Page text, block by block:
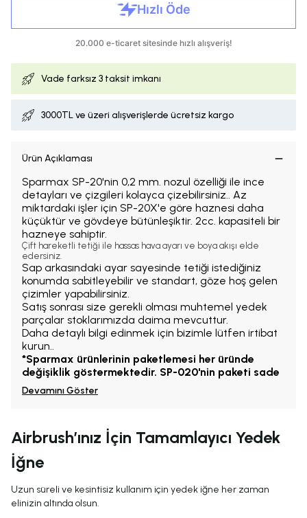
Vade farksız 3 taksit imkanı
3000TL ve üzeri alışverişlerde ücretsiz kargo
Ürün Açıklaması
Sparmax SP-20'nin 0,2 mm. nozul özelliği ile ince
detayları ve çizgileri kolayca çizebilirsiniz.. Az
miktardaki işler için SP-20X'e göre haznesi daha
küçüktür ve gövdeye bütünleşiktir. 2cc. kapasiteli bir
hazneye sahiptir.
Çift hareketli tetiği ile hassas hava ayarı ve boya akışı elde
edersiniz.
Sap arkasındaki ayar sayesinde tetiği istediğiniz
konumda sabitleyebilir ve standart, göze hoş gelen
çizimler yapabilirsiniz.
Satış sonrası size gerekli olması muhtemel yedek
parçalar stoklarımızda daima mevcuttur.
Daha detaylı bilgi edinmek için bizimle lütfen irtibat
kurun..
*Sparmax ürünlerinin paketlemesi her üründe
değişiklik göstermektedir. SP-020'nin paketi sade
Devamını Göster
Airbrush’ınız İçin Tamamlayıcı Yedek
İğne
Uzun süreli ve kesintisiz kullanım için yedek iğne her zaman
elinizin altında olsun.